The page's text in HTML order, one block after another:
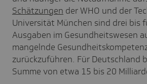
Schätzungen der WHO und der
Universität München sind drei bis
Ausgaben im Gesundheitswesen
mangelnde
zurückzuführen. Für Deutschland
Summe von etwa 15 bis 20